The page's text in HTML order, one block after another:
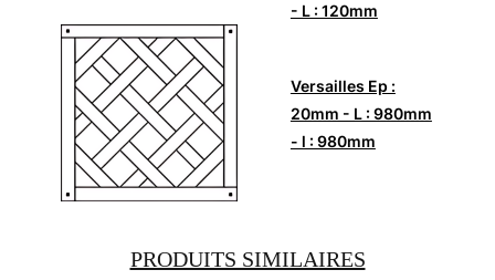
- L : 120mm
Versailles Ep :
20mm - L : 980mm
- l : 980mm
PRODUITS SIMILAIRES